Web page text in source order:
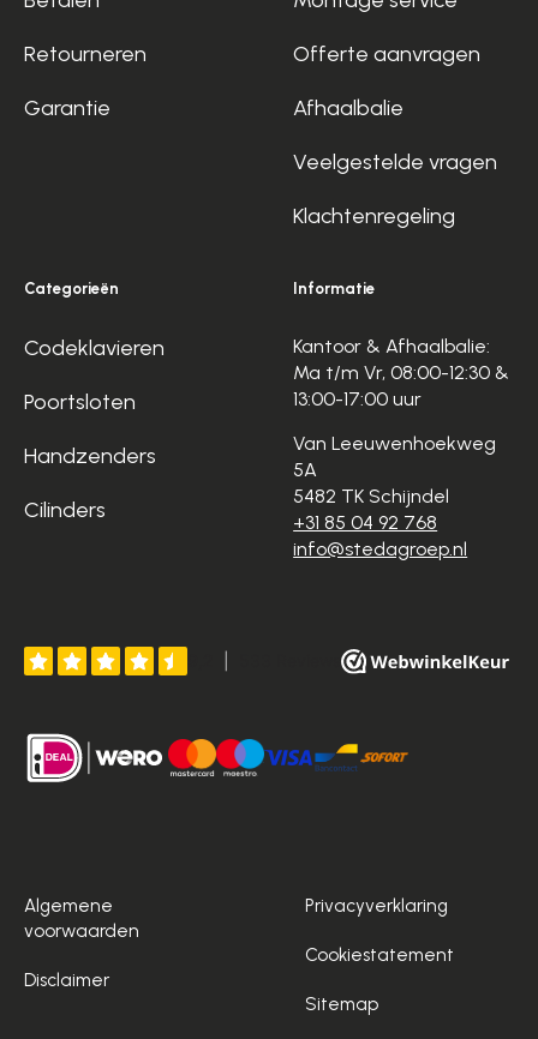
Retourneren
Garantie
Offerte aanvragen
Afhaalbalie
Veelgestelde vragen
Klachtenregeling
Categorieën
Codeklavieren
Poortsloten
Handzenders
Cilinders
Informatie
Kantoor & Afhaalbalie:
Ma t/m Vr, 08:00-12:30 &
13:00-17:00 uur
Van Leeuwenhoekweg
5A
5482 TK Schijndel
+31 85 04 92 768
info@stedagroep.nl
Algemene
voorwaarden
Disclaimer
Privacyverklaring
Cookiestatement
Sitemap